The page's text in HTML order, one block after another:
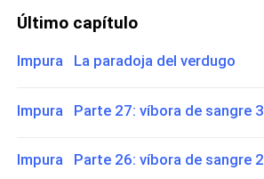
Último capítulo
Impura La paradoja del verdugo
Impura Parte 27: víbora de sangre 3
Impura Parte 26: víbora de sangre 2